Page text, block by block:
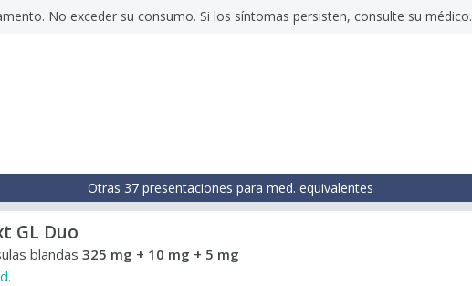
No exceder su consumo. Si los síntomas persisten, consulte su médico.
Otras 37 presentaciones para med. equivalentes
GL Duo
blandas 325 mg + 10 mg + 5 mg